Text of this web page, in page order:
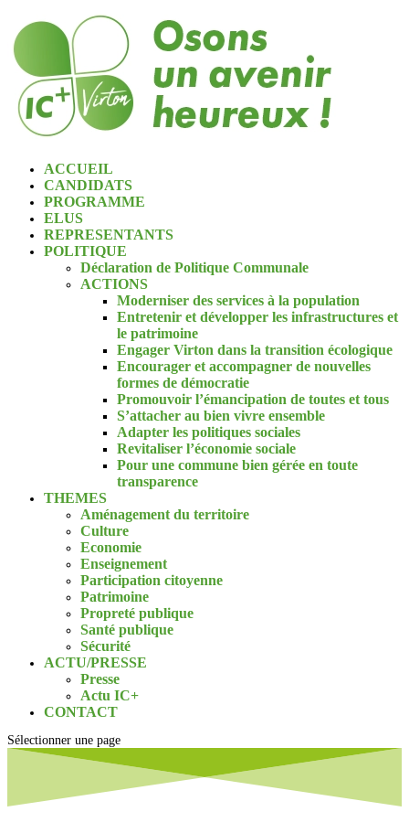
ACCUEIL
CANDIDATS
PROGRAMME
ELUS
REPRESENTANTS
POLITIQUE
Déclaration de Politique Communale
ACTIONS
Moderniser des services à la population
Entretenir et développer les infrastructures et
le patrimoine
Engager Virton dans la transition écologique
Encourager et accompagner de nouvelles
formes de démocratie
Promouvoir l’émancipation de toutes et tous
S’attacher au bien vivre ensemble
Adapter les politiques sociales
Revitaliser l’économie sociale
Pour une commune bien gérée en toute
transparence
THEMES
Aménagement du territoire
Culture
Economie
Enseignement
Participation citoyenne
Patrimoine
Propreté publique
Santé publique
Sécurité
ACTU/PRESSE
Presse
Actu IC+
CONTACT
Sélectionner une page